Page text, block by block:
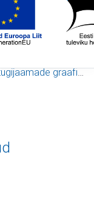
graafikud